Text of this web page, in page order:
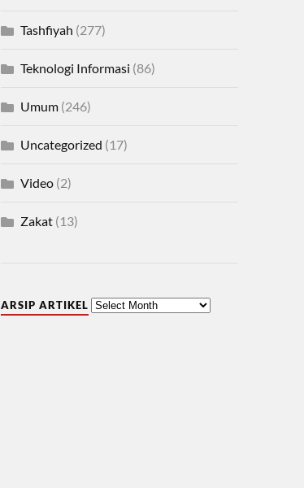
Tashfiyah (277)
Teknologi Informasi (86)
Umum(246)
Uncategorized (17)
Video(2)
Zakat(13)
ARSIP ARTIKEL